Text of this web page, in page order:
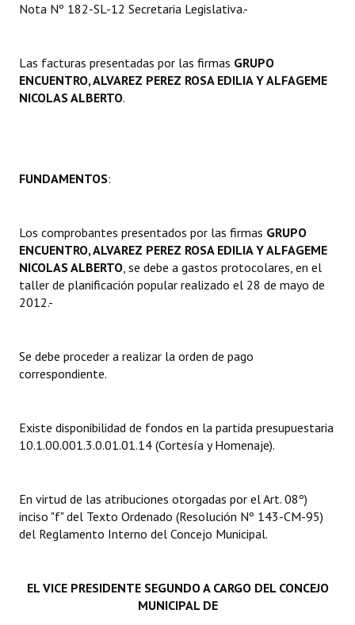
DOCUMENTOS
Informes de Gestión
Informes de Unidad Coordinadora
Ejecución Presupuestaria
Actas de Audiencias Públicas
Comunicaciones
Resoluciones
INSTITUCIONAL
Antiguos Pobladores
Registros y Distinciones
Nota Nº 182-SL-12 Secretaria Legislativa.-
Las facturas presentadas por las firmas GRUPO
ENCUENTRO, ALVAREZ PEREZ ROSA EDILIA Y ALFAGEME
NICOLAS ALBERTO.
FUNDAMENTOS:
Los comprobantes presentados por las firmas GRUPO
ENCUENTRO, ALVAREZ PEREZ ROSA EDILIA Y ALFAGEME
NICOLAS ALBERTO, se debe a gastos protocolares, en el
taller de planificación popular realizado el 28 de mayo de
2012.-
Se debe proceder a realizar la orden de pago
correspondiente.
Existe disponibilidad de fondos en la partida presupuestaria
10.1.00.001.3.0.01.01.14 (Cortesía y Homenaje).
En virtud de las atribuciones otorgadas por el Art. 08º)
inciso "f" del Texto Ordenado (Resolución Nº 143-CM-95)
del Reglamento Interno del Concejo Municipal.
EL VICE PRESIDENTE SEGUNDO A CARGO DEL CONCEJO
MUNICIPAL DE